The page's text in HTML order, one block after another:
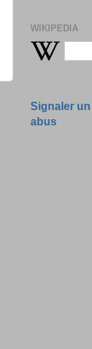
WIKIPEDIA
Signaler un
abus